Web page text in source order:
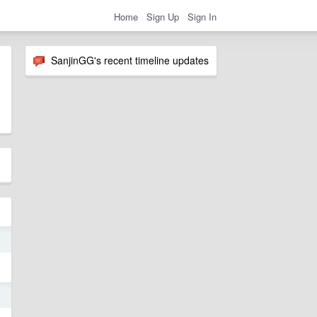
Home Sign Up Sign In
SanjinGG's recent timeline updates